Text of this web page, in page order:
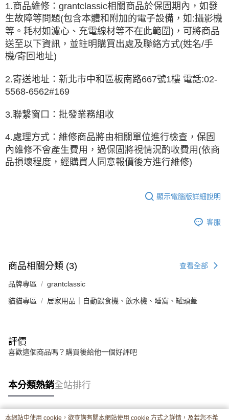
1.商品維修：grantclassic相關商品於保固期內，如發
生故障等問題(包含本體和附加的電子設備，如:攝影機
等。耗材如濾心、充電線材等不在此範圍)，可將商品
送至以下資訊，並註明購買出處及聯絡方式(姓名/手
機/寄回地址)
2.寄送地址：新北市中和區板南路667號1樓 電話:02-
5568-6562#169
3.聯繫窗口：批發業務組收
4.處理方式：維修商品將由相關單位進行檢查，保固
內維修不會產生費用，過保固將視情況酌收費用(依商
品損壞程度，經購買人同意報價後方進行維修)
顯示電腦版詳細說明
客服
商品相關分類 (3) 查看全部
品牌專區 grantclassic
貓貓專區 居家用品｜自動餵食機、飲水機、睡窩、罐頭蓋
評價
喜歡這個商品嗎？購買後給他一個好評吧
本分類熱銷全站排行
本網站中使用 cookie，欲查詢有關本網站使用 cookie 方式之詳情，及若您不希